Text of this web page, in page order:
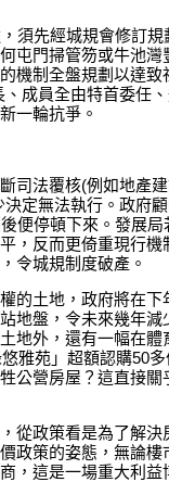
須先經城規會修訂
屯門掃管笏或牛池
機制全盤規劃以達
成員全由特首委任
一輪抗爭。
司法覆核(例如地產
定無法執行。政府
便停頓下來。發展
，反而更倚重現行
令城規制度破產。
的土地，政府將在
地盤，令未來幾年減
地外，還有一幅在
雅苑」超額認購50
公營房屋？這直接關
從政策看是為了解
政策的姿態，無論樓
，這是一場重大利益